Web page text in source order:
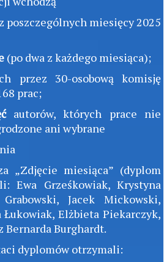
poszczególnych miesięcy 2025
(po dwa z każdego miesiąca);
przez 30-osobową komisję
prac;
autorów, których prace nie
ani wybrane
„Zdjęcie miesiąca” (dyplom
Ewa Grześkowiak, Krystyna
Jacek Mickowski,
Łukowiak, Elżbieta Piekarczyk,
Bernarda Burghardt.
dyplomów otrzymali: